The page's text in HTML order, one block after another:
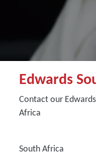
Edwards
Contact our
Africa
South Africa